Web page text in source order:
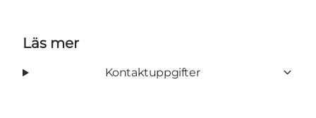
Läs mer
Kontaktuppgifter